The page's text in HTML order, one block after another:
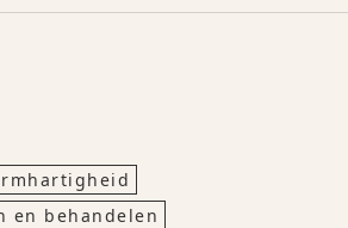
en behandelen